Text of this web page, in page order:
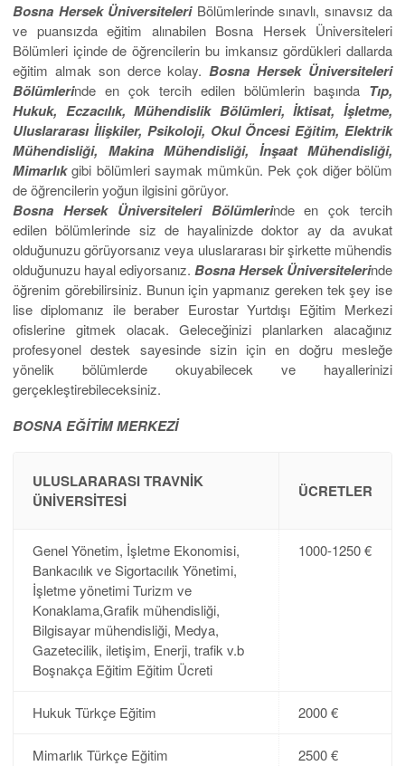
Bosna Hersek ÜniversiteleriBölümlerinde sınavlı, sınavsız da
ve puansızda eğitim alınabilen Bosna Hersek Üniversiteleri
Bölümleri içinde de öğrencilerin bu imkansız gördükleri dallarda
eğitim almak son derce kolay.Bosna Hersek Üniversiteleri
Bölümlerinde en çok tercih edilen bölümlerin başında Tıp,
Hukuk, Eczacılık, Mühendislik Bölümleri, İktisat, İşletme,
Uluslararası İlişkiler, Psikoloji, Okul Öncesi Eğitim, Elektrik
Mühendisliği, Makina Mühendisliği, İnşaat Mühendisliği,
Mimarlıkgibi bölümleri saymak mümkün. Pek çok diğer bölüm
de öğrencilerin yoğun ilgisini görüyor.
Bosna Hersek Üniversiteleri Bölümlerinde en çok tercih
edilen bölümlerinde siz de hayalinizde doktor ay da avukat
olduğunuzu görüyorsanız veya uluslararası bir şirkette mühendis
olduğunuzu hayal ediyorsanız. Bosna Hersek Üniversitelerinde
öğrenim görebilirsiniz. Bunun için yapmanız gereken tek şey ise
lise diplomanız ile beraber Eurostar Yurtdışı Eğitim Merkezi
ofislerine gitmek olacak. Geleceğinizi planlarken alacağınız
profesyonel destek sayesinde sizin için en doğru mesleğe
yönelik bölümlerde okuyabilecek ve hayallerinizi
gerçekleştirebileceksiniz.
BOSNA EĞİTİM MERKEZİ
ULUSLARARASI TRAVNIK
ÜNIVERSITESI
ÜCRETLER
Genel Yönetim, İşletme Ekonomisi,
Bankacılık ve Sigortacılık Yönetimi,
İşletme yönetimi Turizm ve
Konaklama,Grafik mühendisliği,
Bilgisayar mühendisliği, Medya,
Gazetecilik, iletişim, Enerji, trafik v.b
Boşnakça Eğitim Eğitim Ücreti
1000-1250 €
Hukuk Türkçe Eğitim 2000 €
Mimarlık Türkçe Eğitim 2500 €